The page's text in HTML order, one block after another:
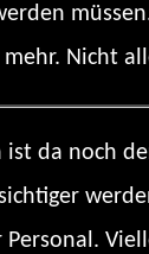
Nicht
ist da noch
Personal.